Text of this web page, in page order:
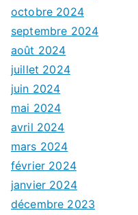
octobre 2024
septembre 2024
août 2024
juillet 2024
juin 2024
mai 2024
avril 2024
mars 2024
février 2024
janvier 2024
décembre 2023